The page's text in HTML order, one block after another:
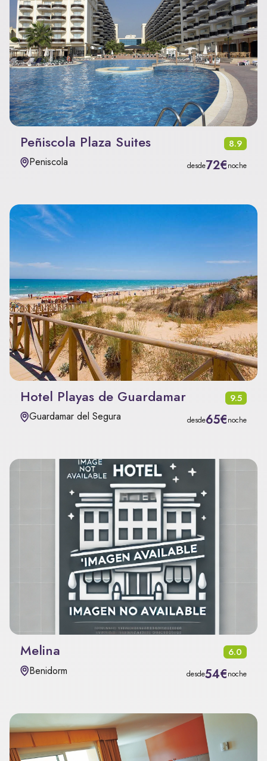
Peñiscola Plaza Suites 8.9
Peniscola desde72€noche
Hotel Playas de Guardamar 9.5
Guardamar del Segura desde65€noche
Melina 6.0
Benidorm desde54€noche